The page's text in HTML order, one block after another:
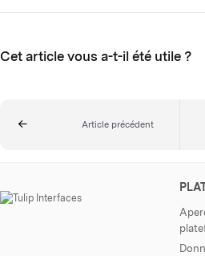
Cet article vous a-t-il été utile ?
Article précédent